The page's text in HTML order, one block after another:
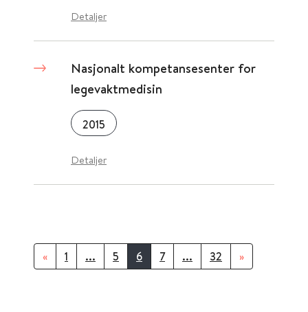
Detaljer
Nasjonalt kompetansesenter for
legevaktmedisin
2015
Detaljer
« 1 ... 5 6 7 ... 32 »